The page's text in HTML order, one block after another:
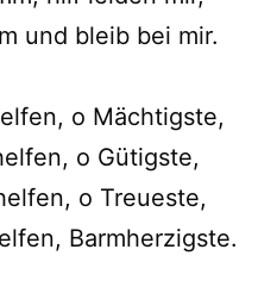
und bleib bei mir.
o Mächtigste,
o Gütigste,
o Treueste,
Barmherzigste.